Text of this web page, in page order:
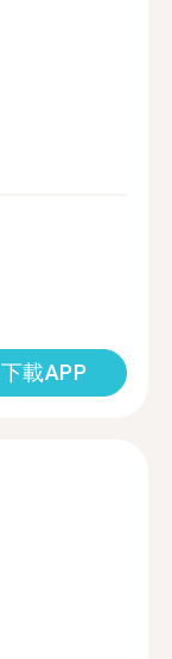
下載APP